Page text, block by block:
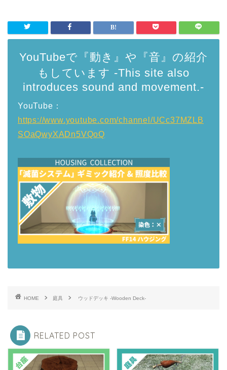
YouTubeで『動き』や『音』の紹介
もしています -This site also
introduces sound and movement.-
YouTube：
https://www.youtube.com/channel/UCc37MZLB
SOaQwyXADn5VQoQ
HOME 庭具 ウッドデッキ -Wooden Deck-
RELATED POST